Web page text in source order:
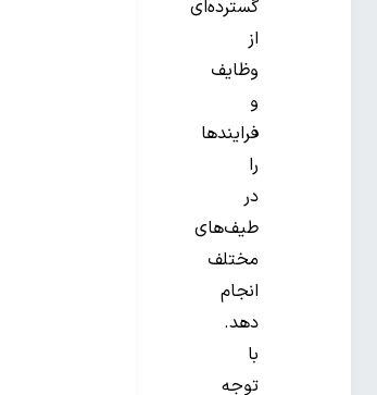
گسترده‌ای
از
وظایف
و
فرایندها
را
در
طیف‌های
مختلف
انجام
دهد.
با
توجه